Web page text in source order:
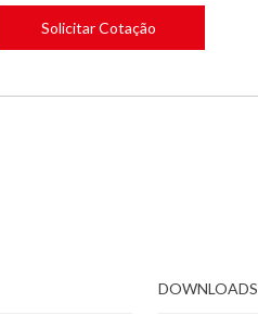
Solicitar Cotação
DOWNLOADS